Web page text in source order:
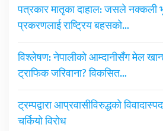
पत्रकार मातृका दाहाल: जसले नक्कली
प्रकरणलाई राष्ट्रिय बहसको…
विश्लेषण: नेपालीको आम्दानीसँग मेल
ट्राफिक जरिवाना? विकसित…
ट्रम्पद्वारा आप्रवासीविरुद्धको
चर्कियो विरोध